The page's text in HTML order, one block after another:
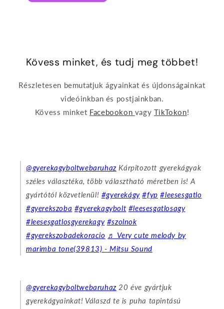
Kövess minket, és tudj meg többet!
Részletesen bemutatjuk ágyainkat és újdonságainkat
videóinkban és postjainkban.
Kövess minket Facebookon vagy TikTokon!
@gyerekagyboltwebaruhazKárpitozott gyerekágyak
széles választéka, több választható méretben is! A
gyártótól közvetlenül! #gyerekágy #fyp #leesesgatlo
#gyerekszoba #gyerekagybolt #leesesgatlosagy
#leesesgatlosgyerekagy #szolnok
#gyerekszobadekoracio ♬ Very cute melody by
marimba tone(39813) - Mitsu Sound
@gyerekagyboltwebaruhaz20 éve gyártjuk
gyerekágyainkat! Válaszd te is puha tapintású